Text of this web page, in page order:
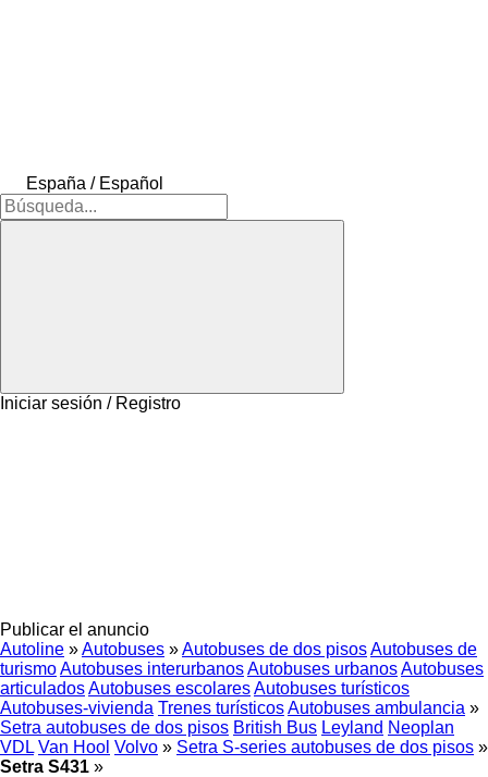
España / Español
Iniciar sesión / Registro
Publicar el anuncio
Autoline »Autobuses »Autobuses de dos pisosAutobuses de
turismoAutobuses interurbanosAutobuses urbanosAutobuses
articuladosAutobuses escolaresAutobuses turísticos
Autobuses-vivienda Trenes turísticosAutobuses ambulancia »
Setra autobuses de dos pisos British Bus Leyland Neoplan
VDL Van Hool Volvo » Setra S-series autobuses de dos pisos »
Setra S431 »